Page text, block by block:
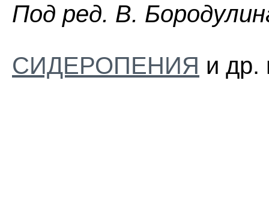
Пoд peд. B.
СИДЕРОПЕНИЯ и др.